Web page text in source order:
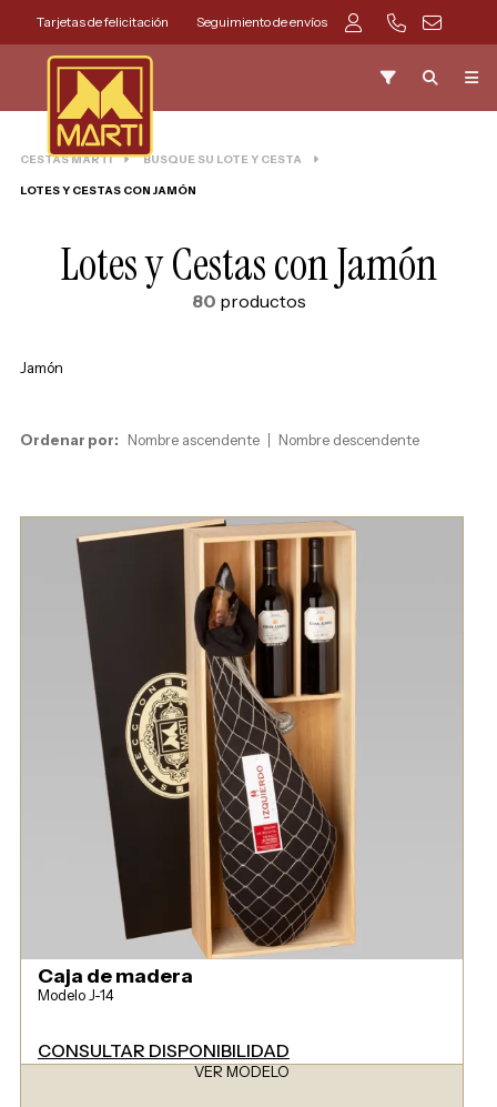
Tarjetas de felicitación Seguimiento de envíos
CESTAS MARTI BUSQUE SU LOTE Y CESTA
LOTES Y CESTAS CON JAMÓN
Lotes y Cestas con Jamón
80 productos
Jamón
Ordenar por: Nombre ascendente Nombre descendente
Caja de madera
Modelo J-14
CONSULTAR DISPONIBILIDAD
VER MODELO